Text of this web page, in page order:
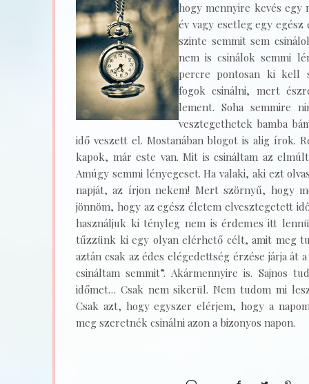
hogy mennyire kevés egy
év vagy esetleg egy
szinte semmit sem
nem is csinálok semmi
percre pontosan ki kell
fogok csinálni, mert
lement. Soha semmire
vesztegethetek bamba
idő veszett el. Mostanában blogot is alig írok.
kapok, már este van. Mit is csináltam az
Amúgy semmi lényegeset. Ha valaki, aki ezt
napját, az írjon nekem! Mert szörnyű, hogy
jönnöm, hogy az egész életem elvesztegetett
használjuk ki tényleg nem is érdemes itt
tűzzünk ki egy olyan elérhető célt, amit meg
aztán csak az édes elégedettség érzése járja át
csináltam semmit”. Akármennyire is. Sajnos
időmet… Csak nem sikerül. Nem tudom mi
Csak azt, hogy egyszer elérjem, hogy a
meg szeretnék csinálni azon a bizonyos napon.